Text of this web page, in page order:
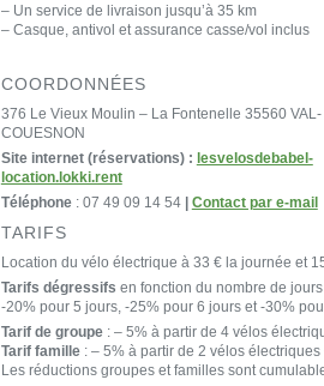
– Un service de livraison jusqu’à 35 km
– Casque, antivol et assurance casse/vol inclus
COORDONNÉES
376 Le Vieux Moulin – La Fontenelle 35560 VAL-
COUESNON
Site internet (réservations) : lesvelosdebabel-
location.lokki.rent
Téléphone: 07 49 09 14 54| Contact par e-mail
TARIFS
Location du vélo électrique à 33 € la journée et
Tarifs dégressifs en fonction du nombre de
-20% pour 5 jours, -25% pour 6 jours et -30%
Tarif de groupe: – 5% à partir de 4 vélos
Tarif famille: – 5% à partir de 2 vélos
Les réductions groupes et familles sont